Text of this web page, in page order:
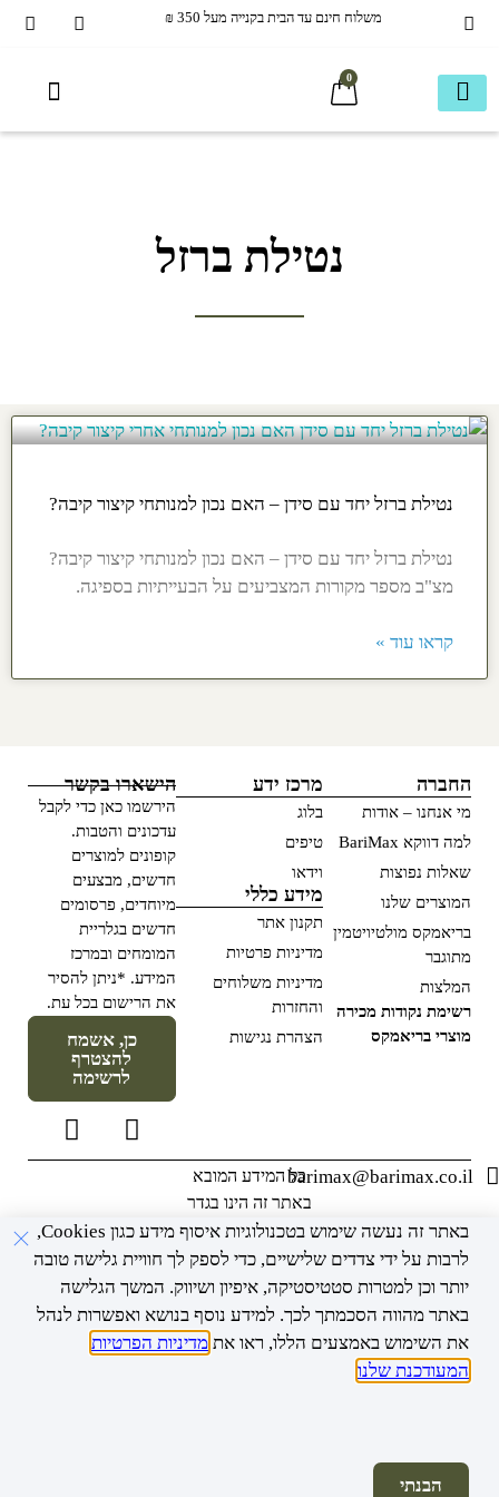
משלוח חינם עד הבית בקנייה מעל 350 ₪
0
נטילת ברזל
נטילת ברזל יחד עם סידן – האם נכון למנותחי קיצור קיבה?
נטילת ברזל יחד עם סידן – האם נכון למנותחי קיצור קיבה?
מצ"ב מספר מקורות המצביעים על הבעייתיות בספיגה.
קראו עוד »
החברה
מי אנחנו – אודות
למה דווקא BariMax
שאלות נפוצות
המוצרים שלנו
בריאמקס מולטיויטמין
מתוגבר
המלצות
רשימת נקודות מכירה
מוצרי בריאמקס
מרכז ידע
בלוג
טיפים
וידאו
מידע כללי
תקנון אתר
מדיניות פרטיות
מדיניות משלוחים
והחזרות
הצהרת נגישות
הישארו בקשר
הירשמו כאן כדי לקבל
עדכונים והטבות.
קופונים למוצרים
חדשים, מבצעים
מיוחדים, פרסומים
חדשים בגלריית
המומחים ובמרכז
המידע. *ניתן להסיר
את הרישום בכל עת.
כן, אשמח
להצטרף
לרשימה
barimax@barimax.co.ilכל המידע המובא
באתר זה הינו בגדר
המלצה בלבד ואינו
מהווה תחליף או
המלצה רפואית.
מומלץ להתייעץ עם
רופא בכל מקרה
באתר זה נעשה שימוש בטכנולוגיות איסוף מידע כגון Cookies,
לרבות על ידי צדדים שלישיים, כדי לספק לך חוויית גלישה טובה
יותר וכן למטרות סטטיסטיקה, איפיון ושיווק. המשך הגלישה
באתר מהווה הסכמתך לכך. למידע נוסף בנושא ואפשרות לנהל
את השימוש באמצעים הללו, ראו את מדיניות הפרטיות
המעודכנת שלנו.
הבנתי